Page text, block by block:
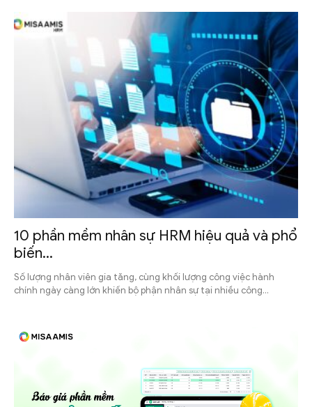
10 phần mềm nhân sự HRM hiệu quả và phổ
biến...
Số lượng nhân viên gia tăng, cùng khối lượng công việc hành
chính ngày càng lớn khiến bộ phận nhân sự tại nhiều công...